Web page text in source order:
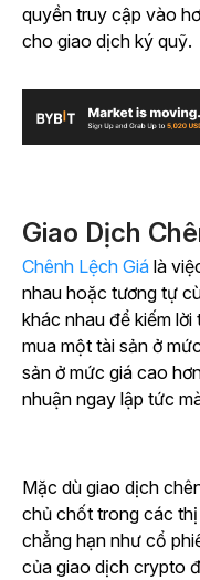
quyền truy cập vào
cho giao dịch ký quỹ.
Giao Dịch
Chênh Lệch Giá là
nhau hoặc tương tự
khác nhau để kiếm
mua một tài sản ở
sản ở mức giá cao
nhuận ngay lập tức
Mặc dù giao dịch
chủ chốt trong các
chẳng hạn như cổ
của giao dịch crypto